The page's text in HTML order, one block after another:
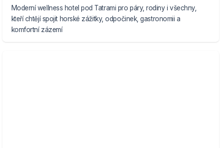
Moderní wellness hotel pod Tatrami pro páry, rodiny i všechny,
kteří chtějí spojit horské zážitky, odpočinek, gastronomii a
komfortní zázemí